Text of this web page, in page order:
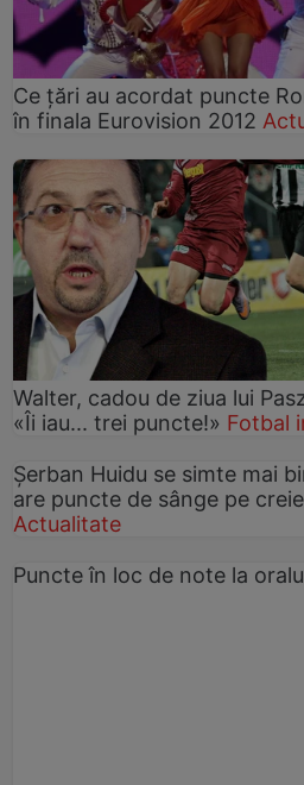
Ce ţări au acordat puncte
în finala Eurovision 2012
Walter, cadou de ziua lui
«Îi iau... trei puncte!» Fotbal
Şerban Huidu se simte mai
are puncte de sânge pe
Actualitate
Puncte în loc de note la